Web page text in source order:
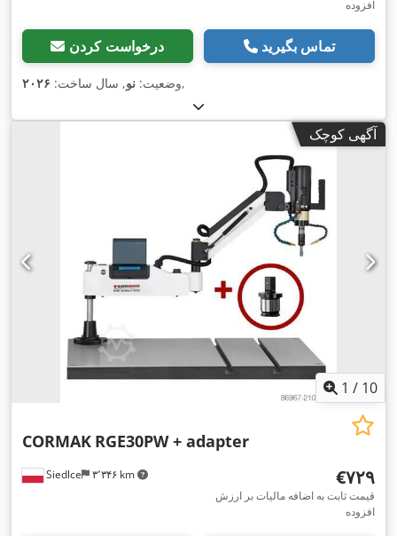
افزوده
درخواست کردن تماس بگیرید
وضعیت: نو, سال ساخت: ۲۰۲۶ ,
آگهی کوچک
1 / 10
Siedlce ۳٬۳۴۶ km
CORMAK RGE30PW + adapter
‎€۷۲۹
قیمت ثابت به اضافه مالیات بر ارزش
افزوده